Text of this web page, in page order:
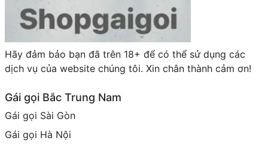
Hãy đảm bảo bạn đã trên 18+ để có thể sử dụng các
dịch vụ của website chúng tôi. Xin chân thành cảm ơn!
Gái gọi Bắc Trung Nam
Gái gọi Sài Gòn
Gái gọi Hà Nội